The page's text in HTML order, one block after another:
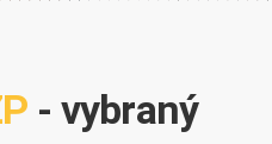
- vybraný